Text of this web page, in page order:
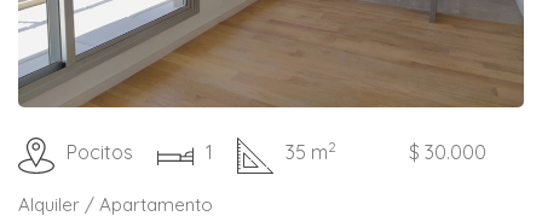
Pocitos 1 35 m2 $ 30.000
Alquiler / Apartamento